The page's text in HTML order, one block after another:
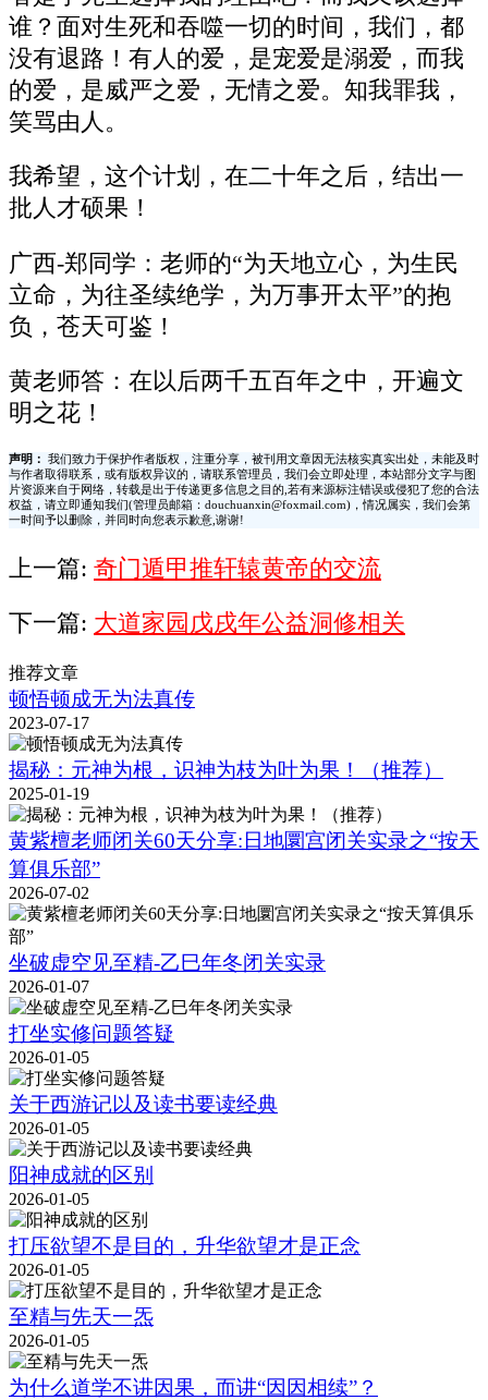
谁？面对生死和吞噬一切的时间，我们，都
没有退路！有人的爱，是宠爱是溺爱，而我
的爱，是威严之爱，无情之爱。知我罪我，
笑骂由人。
我希望，这个计划，在二十年之后，结出一
批人才硕果！
广西-郑同学：老师的“为天地立心，为生民
立命，为往圣续绝学，为万事开太平”的抱
负，苍天可鉴！
黄老师答：在以后两千五百年之中，开遍文
明之花！
声明：
我们致力于保护作者版权，注重分享，被刊用文章因无法核实真实出处，未能及时
与作者取得联系，或有版权异议的，请联系管理员，我们会立即处理，本站部分文字与图
片资源来自于网络，转载是出于传递更多信息之目的,若有来源标注错误或侵犯了您的合法
权益，请立即通知我们(管理员邮箱：douchuanxin@foxmail.com)，情况属实，我们会第
一时间予以删除，并同时向您表示歉意,谢谢!
上一篇: 奇门遁甲推轩辕黄帝的交流
下一篇: 大道家园戊戌年公益洞修相关
推荐文章
顿悟顿成无为法真传
2023-07-17
揭秘：元神为根，识神为枝为叶为果！（推荐）
2025-01-19
黄紫檀老师闭关60天分享:日地圜宫闭关实录之“按天
算俱乐部”
2026-07-02
坐破虚空见至精-乙巳年冬闭关实录
2026-01-07
打坐实修问题答疑
2026-01-05
关于西游记以及读书要读经典
2026-01-05
阳神成就的区别
2026-01-05
打压欲望不是目的，升华欲望才是正念
2026-01-05
至精与先天一炁
2026-01-05
为什么道学不讲因果，而讲“因因相续”？